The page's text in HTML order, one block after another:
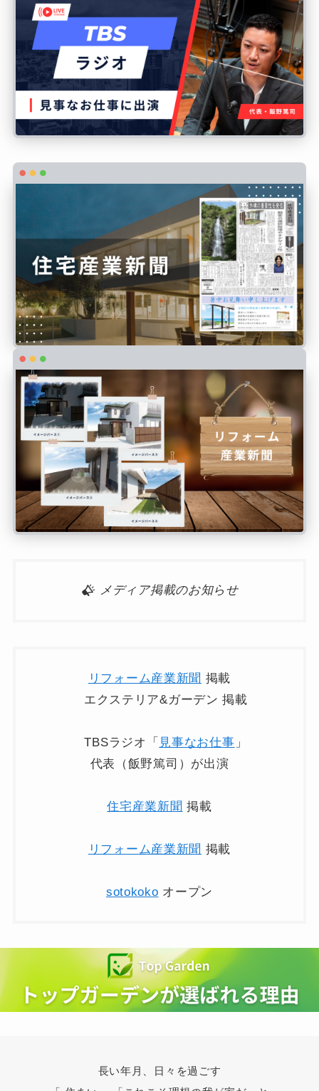
メディア掲載のお知らせ
リフォーム産業新聞 掲載
エクステリア&ガーデン 掲載
TBSラジオ「 見事なお仕事 」
代表（飯野篤司）が出演
住宅産業新聞 掲載
リフォーム産業新聞 掲載
sotokoko オープン
長い年月、日々を過ごす